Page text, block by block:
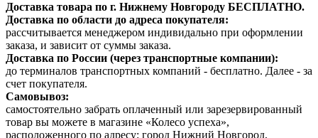
Доставка товара по г. Нижнему Новгороду БЕСПЛАТНО.
Доставка по области до адреса покупателя:
рассчитывается менеджером индивидально при оформлении
заказа, и зависит от суммы заказа.
Доставка по России (через транспортные компании):
до терминалов транспортных компаний - бесплатно. Далее - за
счет покупателя.
Самовывоз:
самостоятельно забрать оплаченный или зарезервированный
товар вы можете в магазине «Колесо успеха»,
расположенного по адресу: город Нижний Новгород,